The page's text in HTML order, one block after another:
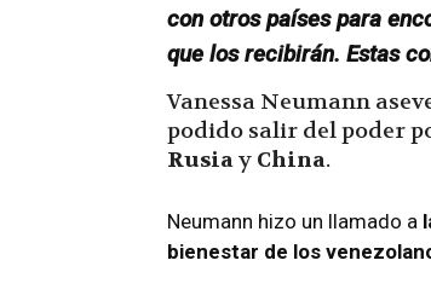
con otros países para
que los recibirán. Estas
Vanessa Neumann
podido salir del poder
Rusiay China.
Neumann hizo un llamado a
bienestar de los